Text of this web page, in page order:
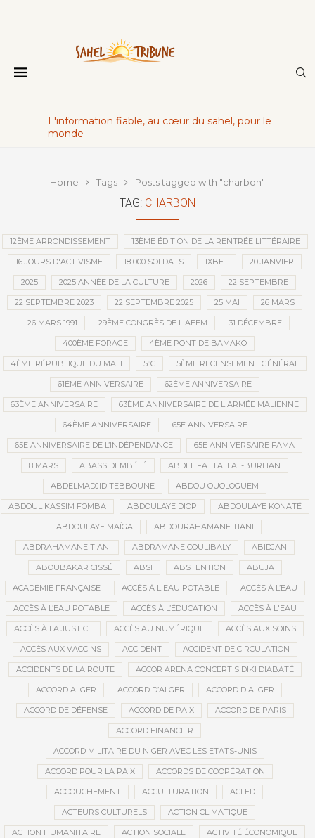
L'information fiable, au cœur du sahel, pour le
monde
Home Tags Posts tagged with "charbon"
TAG: CHARBON
12ÈME ARRONDISSEMENT 13ÈME ÉDITION DE LA RENTRÉE LITTÉRAIRE
16 JOURS D'ACTIVISME 18 000 SOLDATS 1XBET 20 JANVIER
2025 2025 ANNÉE DE LA CULTURE 2026 22 SEPTEMBRE
22 SEPTEMBRE 2023 22 SEPTEMBRE 2025 25 MAI 26 MARS
26 MARS 1991 29ÈME CONGRÈS DE L'AEEM 31 DÉCEMBRE
400ÈME FORAGE 4ÈME PONT DE BAMAKO
4ÈME RÉPUBLIQUE DU MALI 5°C 5ÈME RECENSEMENT GÉNÉRAL
61ÈME ANNIVERSAIRE 62ÈME ANNIVERSAIRE
63ÈME ANNIVERSAIRE 63ÈME ANNIVERSAIRE DE L'ARMÉE MALIENNE
64ÈME ANNIVERSAIRE 65E ANNIVERSAIRE
65E ANNIVERSAIRE DE L’INDÉPENDANCE 65E ANNIVERSAIRE FAMA
8 MARS ABASS DEMBÉLÉ ABDEL FATTAH AL-BURHAN
ABDELMADJID TEBBOUNE ABDOU OUOLOGUEM
ABDOUL KASSIM FOMBA ABDOULAYE DIOP ABDOULAYE KONATÉ
ABDOULAYE MAÏGA ABDOURAHAMANE TIANI
ABDRAHAMANE TIANI ABDRAMANE COULIBALY ABIDJAN
ABOUBAKAR CISSÉ ABSI ABSTENTION ABUJA
ACADÉMIE FRANÇAISE ACCÈS À L'EAU POTABLE ACCÈS À L’EAU
ACCÈS À L’EAU POTABLE ACCÈS À L’ÉDUCATION ACCÈS À L'EAU
ACCÈS À LA JUSTICE ACCÈS AU NUMÉRIQUE ACCÈS AUX SOINS
ACCÈS AUX VACCINS ACCIDENT ACCIDENT DE CIRCULATION
ACCIDENTS DE LA ROUTE ACCOR ARENA CONCERT SIDIKI DIABATÉ
ACCORD ALGER ACCORD D’ALGER ACCORD D'ALGER
ACCORD DE DÉFENSE ACCORD DE PAIX ACCORD DE PARIS
ACCORD FINANCIER
ACCORD MILITAIRE DU NIGER AVEC LES ETATS-UNIS
ACCORD POUR LA PAIX ACCORDS DE COOPÉRATION
ACCOUCHEMENT ACCULTURATION ACLED
ACTEURS CULTURELS ACTION CLIMATIQUE
ACTION HUMANITAIRE ACTION SOCIALE ACTIVITÉ ÉCONOMIQUE